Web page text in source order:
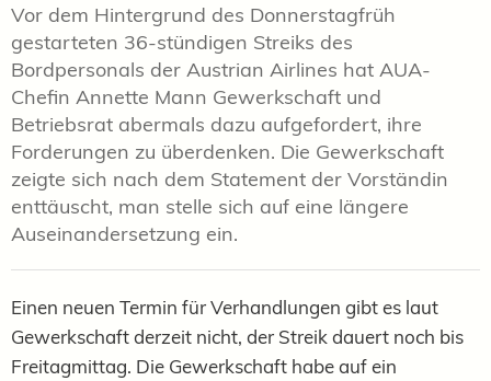
Vor dem Hintergrund des Donnerstagfrüh
gestarteten 36-stündigen Streiks des
Bordpersonals der Austrian Airlines hat AUA-
Chefin Annette Mann Gewerkschaft und
Betriebsrat abermals dazu aufgefordert, ihre
Forderungen zu überdenken. Die Gewerkschaft
zeigte sich nach dem Statement der Vorständin
enttäuscht, man stelle sich auf eine längere
Auseinandersetzung ein.
Einen neuen Termin für Verhandlungen gibt es laut
Gewerkschaft derzeit nicht, der Streik dauert noch bis
Freitagmittag. Die Gewerkschaft habe auf ein